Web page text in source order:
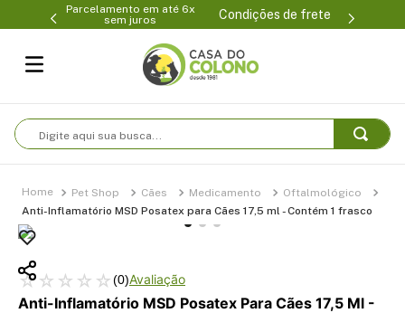
Condições de frete (47) 3399-0231 (47) 3399-0231
Digite aqui sua busca...
Pet Shop Cães Medicamento
Oftalmológico
Anti-Inflamatório MSD Posatex para Cães 17,5 ml - Contém 1 frasco
☆☆ ☆ ☆ ☆(0)
Anti-Inflamatório MSD Posatex Para Cães 17,5 Ml -